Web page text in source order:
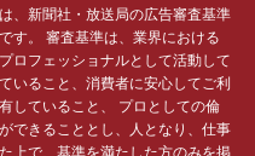
、新聞社・放送局の広告審査基準
す。 審査基準は、業界における
ロフェッショナルとして活動して
いること、消費者に安心してご利
していること、 プロとしての倫
できることとし、人となり、仕事
上で、基準を満たした方のみを掲